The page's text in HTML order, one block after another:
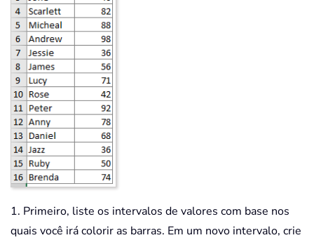
1. Primeiro, liste os intervalos de valores com base nos
quais você irá colorir as barras. Em um novo intervalo, crie